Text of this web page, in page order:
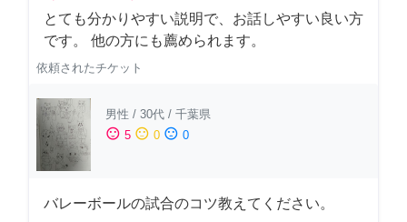
とても分かりやすい説明で、お話しやすい良い方
です。 他の方にも薦められます。
依頼されたチケット
男性 / 30代 / 千葉県
sentiment_satisfied 5 sentiment_neutral 0 sentiment_dissatisfied 0
バレーボールの試合のコツ教えてください。